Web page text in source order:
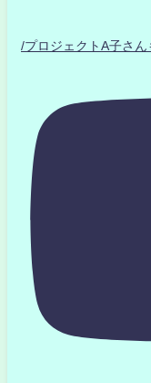
/プロジェクトA子さ